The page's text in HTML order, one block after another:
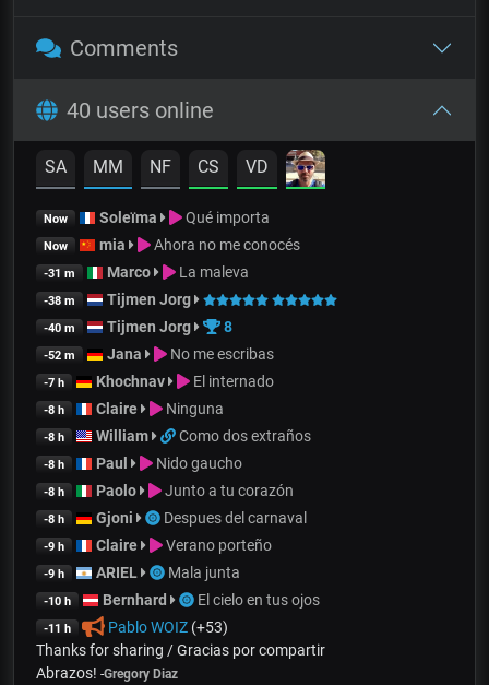
Comments
40 users online
SA MM NF CS VD
Now Soleïma Qué importa
Now mia Ahora no me conocés
-31 m Marco La maleva
-38 m Tijmen Jorg
-40 m Tijmen Jorg 8
-52 m Jana No me escribas
-7 h Khochnav El internado
-8 h Claire Ninguna
-8 h William Como dos extraños
-8 h Paul Nido gaucho
-8 h Paolo Junto a tu corazón
-8 h Gjoni Despues del carnaval
-9 h Claire Verano porteño
-9 h ARIEL Mala junta
-10 h Bernhard El cielo en tus ojos
-11 h Pablo WOIZ(+53)
Thanks for sharing / Gracias por compartir
Abrazos! -Gregory Diaz